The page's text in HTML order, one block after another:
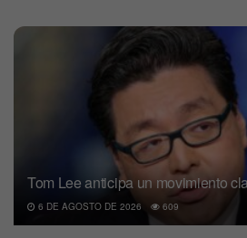
Tom Lee anticipa un movimiento
6 DE AGOSTO DE 2026 609